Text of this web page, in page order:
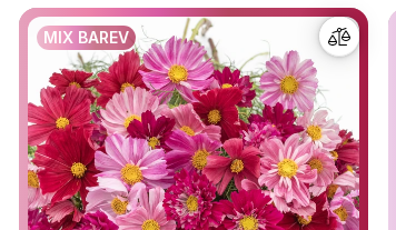
MIX BAREV